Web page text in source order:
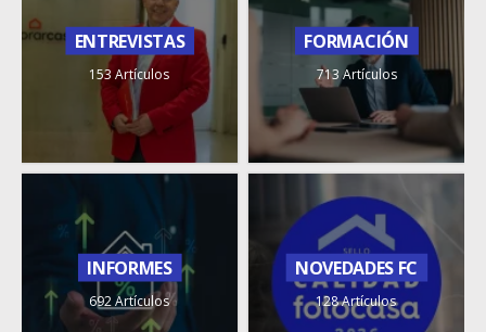
ENTREVISTAS
153 Artículos
FORMACIÓN
713 Artículos
INFORMES
692 Artículos
NOVEDADES FC
128 Artículos